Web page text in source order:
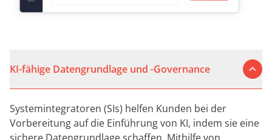
KI-fähige Datengrundlage und -Governance
Systemintegratoren (SIs) helfen Kunden bei der
Vorbereitung auf die Einführung von KI, indem sie eine